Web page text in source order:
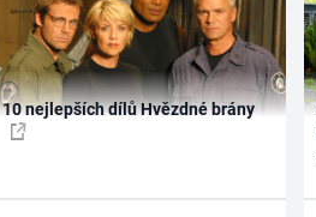
10 nejlepších dílů Hvězdné brány